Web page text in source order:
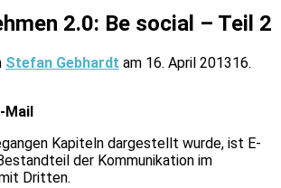
2.0: Be social – Teil 2
Stefan Gebhardt am 16. April 201316.
Mail
Kapiteln dargestellt wurde, ist E-
der Kommunikation im
Dritten.